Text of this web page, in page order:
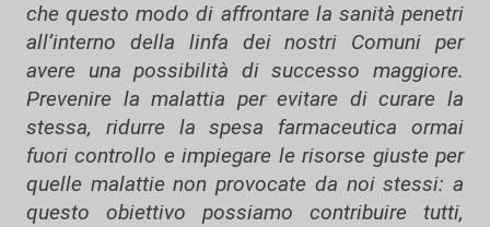
che questo modo di affrontare la sanità penetri
all’interno della linfa dei nostri Comuni per
avere una possibilità di successo maggiore.
Prevenire la malattia per evitare di curare la
stessa, ridurre la spesa farmaceutica ormai
fuori controllo e impiegare le risorse giuste per
quelle malattie non provocate da noi stessi: a
questo obiettivo possiamo contribuire tutti,